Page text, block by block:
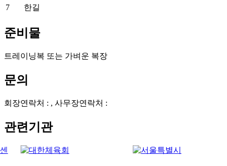
7
한길
준비물
트레이닝복 또는 가벼운 복장
문의
회장연락처 : , 사무장연락처 :
관련기관